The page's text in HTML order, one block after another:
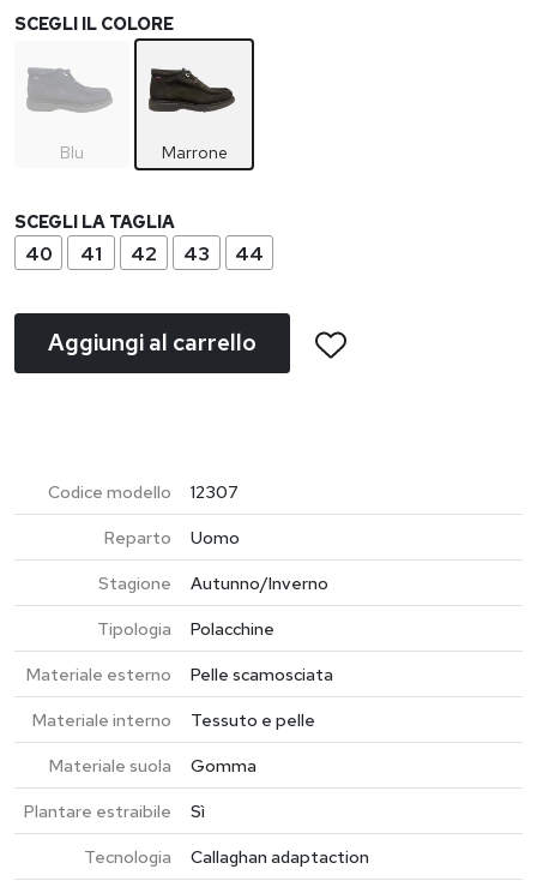
SCEGLI IL COLORE
Blu Marrone
SCEGLI LA TAGLIA
40 41 42 43 44
Aggiungi al carrello
Codice modello
12307
Reparto
Uomo
Stagione
Autunno/Inverno
Tipologia
Polacchine
Materiale esterno
Pelle scamosciata
Materiale interno
Tessuto e pelle
Materiale suola
Gomma
Plantare estraibile
Sì
Tecnologia
Callaghan adaptaction